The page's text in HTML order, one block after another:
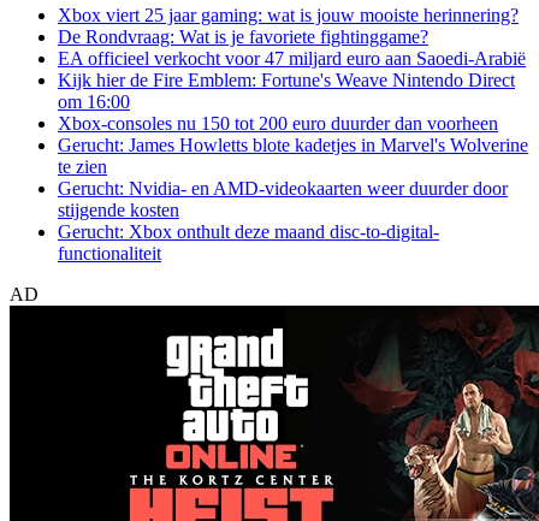
Xbox viert 25 jaar gaming: wat is jouw mooiste herinnering?
De Rondvraag: Wat is je favoriete fightinggame?
EA officieel verkocht voor 47 miljard euro aan Saoedi-Arabië
Kijk hier de Fire Emblem: Fortune's Weave Nintendo Direct
om 16:00
Xbox-consoles nu 150 tot 200 euro duurder dan voorheen
Gerucht: James Howletts blote kadetjes in Marvel's Wolverine
te zien
Gerucht: Nvidia- en AMD-videokaarten weer duurder door
stijgende kosten
Gerucht: Xbox onthult deze maand disc-to-digital-
functionaliteit
AD